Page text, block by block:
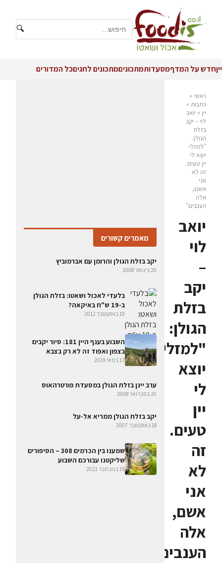
🔍
ייןחדש על המדףמסעדותמתכוניםמתכונים לחגיםכל המדורים
ראשי »
כתבות »
יין » יואב
לוי – יקב
בזלת
הגולן:
"למזלי
יוצא לי
יין טעים.
זה לא
אני
אשם,
אלה
הענבים"
יואב
לוי
–
יקב
בזלת
הגולן:
"למזלי
יוצא
לי
יין
טעים.
זה
לא
אני
אשם,
אלה
הענבים"
מאמרים קשורים
יקב בזלת הגולן והרומן עם אברמוביץ
20 בינואר 2008
בלעדי לאכול ושאטו: בזלת הגולן
ב-19 ש"ח באיקאה?
19 באוקטובר 2012
השבוע בענף היין 181: סיור יקבים
בצפון ואפוד זה לא רק בצבא
17 במאי 2019
ערב יינן בזלת הגולן במסעדת פורטרהאוס
20 בפברואר 2008
יקב בזלת הגולן ממריא אל-על
18 באוקטובר 2007
שמענו בין הכרמים 308 – הסיפורים
שליקטנו עבורכם השבוע
19 בנובמבר 2021